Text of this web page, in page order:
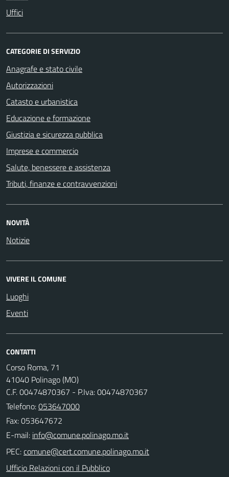
Uffici
CATEGORIE DI SERVIZIO
Anagrafe e stato civile
Autorizzazioni
Catasto e urbanistica
Educazione e formazione
Giustizia e sicurezza pubblica
Imprese e commercio
Salute, benessere e assistenza
Tributi, finanze e contravvenzioni
NOVITÀ
Notizie
VIVERE IL COMUNE
Luoghi
Eventi
CONTATTI
Corso Roma, 71
41040 Polinago (MO)
C.F. 00474870367 - P.Iva: 00474870367
Telefono:053647000
Fax: 053647672
E-mail:
PEC:
Ufficio Relazioni con il Pubblico